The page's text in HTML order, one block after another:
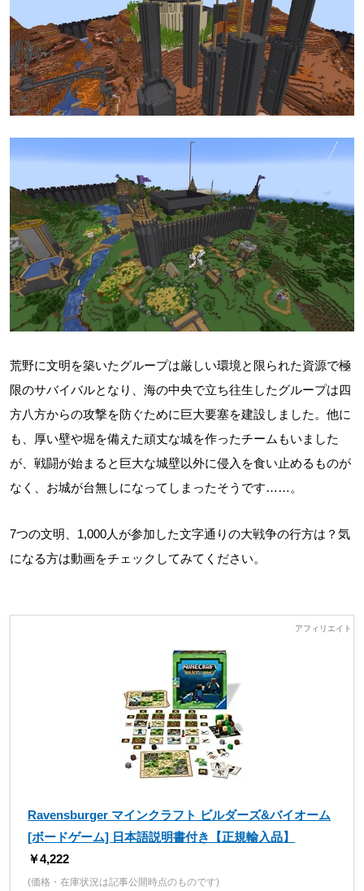
荒野に文明を築いたグループは厳しい環境と限られた資源で極
限のサバイバルとなり、海の中央で立ち往生したグループは四
方八方からの攻撃を防ぐために巨大要塞を建設しました。他に
も、厚い壁や堀を備えた頑丈な城を作ったチームもいました
が、戦闘が始まると巨大な城壁以外に侵入を食い止めるものが
なく、お城が台無しになってしまったそうです……。
7つの文明、1,000人が参加した文字通りの大戦争の行方は？気
になる方は動画をチェックしてみてください。
Ravensburger マインクラフト ビルダーズ&バイオーム
[ボードゲーム] 日本語説明書付き【正規輸入品】
￥4,222
(価格・在庫状況は記事公開時点のものです)